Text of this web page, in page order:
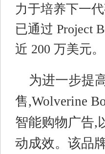
力于培养下一
已通过 Project
近 200 万美元。
为进一步提
售,Wolverine
智能购物广告,
动成效。该品